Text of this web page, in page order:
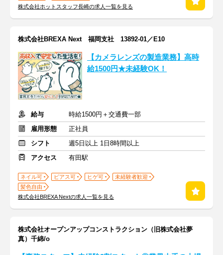
株式会社ホットスタッフ長崎の求人一覧を見る
株式会社BREXA Next 福岡支社 13892-01／E10
【カメラレンズの製造業務】高時
給1500円★未経験OK！
給与
時給1500円＋交通費一部
雇用形態
正社員
シフト
週5日以上 1日8時間以上
アクセス
有田駅
ネイル可 ピアス可 ヒゲ可
未経験者歓迎
髪色自由
株式会社BREXA Nextの求人一覧を見る
株式会社オープンアップコンストラクション（旧株式会社夢
真）千綿/o